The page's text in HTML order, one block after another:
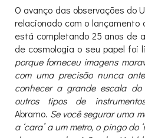
O avanço das observações do
relacionado com o lançamento
está completando 25 anos de
de cosmologia o seu papel foi
porque forneceu imagens
com uma precisão nunca
conhecer a grande escala do
outros tipos de
Abramo. Se você segurar uma
a ‘cara’ a um metro, o pingo do